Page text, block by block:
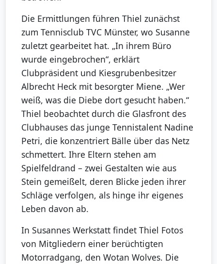
Die Ermittlungen führen Thiel zunächst
zum Tennisclub TVC Münster, wo Susanne
zuletzt gearbeitet hat. „In ihrem Büro
wurde eingebrochen“, erklärt
Clubpräsident und Kiesgrubenbesitzer
Albrecht Heck mit besorgter Miene. „Wer
weiß, was die Diebe dort gesucht haben.“
Thiel beobachtet durch die Glasfront des
Clubhauses das junge Tennistalent Nadine
Petri, die konzentriert Bälle über das Netz
schmettert. Ihre Eltern stehen am
Spielfeldrand – zwei Gestalten wie aus
Stein gemeißelt, deren Blicke jeden ihrer
Schläge verfolgen, als hinge ihr eigenes
Leben davon ab.
In Susannes Werkstatt findet Thiel Fotos
von Mitgliedern einer berüchtigten
Motorradgang, den Wotan Wolves. Die